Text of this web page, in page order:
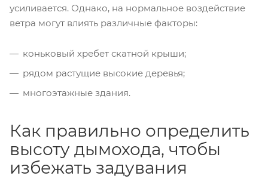
усиливается. Однако, на нормальное воздействие
ветра могут влиять различные факторы:
коньковый хребет скатной крыши;
рядом растущие высокие деревья;
многоэтажные здания.
Как правильно определить
высоту дымохода, чтобы
избежать задувания